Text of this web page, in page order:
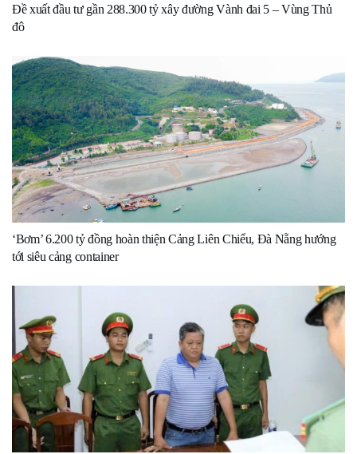
Đề xuất đầu tư gần 288.300 tỷ xây đường Vành đai 5 – Vùng Thủ
đô
‘Bơm’ 6.200 tỷ đồng hoàn thiện Cảng Liên Chiểu, Đà Nẵng hướng
tới siêu cảng container